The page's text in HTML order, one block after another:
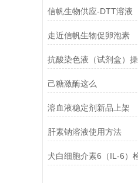
信帆生物供应-DTT溶液
走近信帆生物促卵泡素
抗酸染色液（试剂盒）
己糖激酶这么
溶血液稳定剂新品上架
肝素钠溶液使用方法
犬白细胞介素6（IL-6）